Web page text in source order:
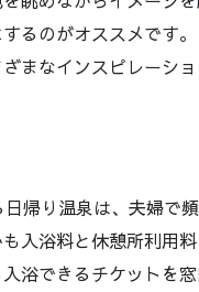
るのがオススメです。
まなインスピレーシ
帰り温泉は、夫婦で
入浴料と休憩所利用
浴できるチケットを